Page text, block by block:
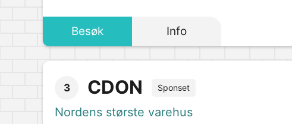
Besøk Info
3 CDON Sponset
Nordens største varehus